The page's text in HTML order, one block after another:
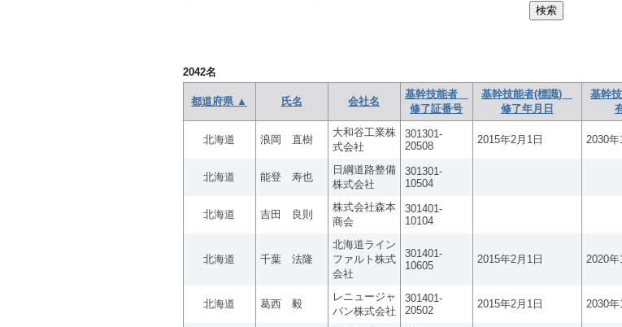
2042名
都道府県 ▲ 氏名 会社名
基幹技能者
修了証番号
基幹技能者(標識)
修了年月日
基幹
北海道 浪岡 直樹
大和谷工業株
式会社
301301-
20508
2015年2月1日 2030年
北海道 能登 寿也
日綱道路整備
株式会社
301301-
10504
北海道 吉田 良則
株式会社森本
商会
301401-
10104
北海道 千葉 法隆
北海道ライン
ファルト株式
会社
301401-
10605
2015年2月1日 2020年
北海道 葛西 毅
レニュージャ
パン株式会社
301401-
20502
2015年2月1日 2030年